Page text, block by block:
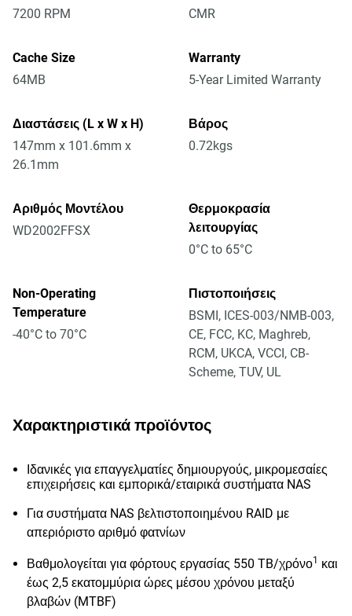
7200 RPM
CMR
Cache Size
64MB
Warranty
5-Year Limited Warranty
Διαστάσεις (L x W x H)
147mm x 101.6mm x
26.1mm
Βάρος
0.72kgs
Αριθμός Μοντέλου
WD2002FFSX
Θερμοκρασία
λειτουργίας
0°C to 65°C
Non-Operating
Temperature
-40°C to 70°C
Πιστοποιήσεις
BSMI, ICES-003/NMB-003,
CE, FCC, KC, Maghreb,
RCM, UKCA, VCCI, CB-
Scheme, TUV, UL
Χαρακτηριστικά προϊόντος
Ιδανικές για επαγγελματίες δημιουργούς, μικρομεσαίες
επιχειρήσεις και εμπορικά/εταιρικά συστήματα NAS
Για συστήματα NAS βελτιστοποιημένου RAID με
απεριόριστο αριθμό φατνίων
Βαθμολογείται για φόρτους εργασίας 550 TB/χρόνο1
και
έως 2,5 εκατομμύρια ώρες μέσου χρόνου μεταξύ
βλαβών (MTBF)